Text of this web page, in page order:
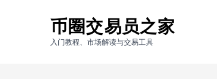
币圈交易员之家
入门教程、市场解读与交易工具